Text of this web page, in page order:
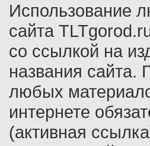
Использование
сайта
со ссылкой на
названия сайта.
любых
интернете
(активная